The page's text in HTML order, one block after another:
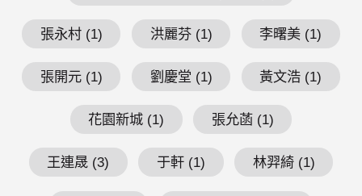
張永村 (1) 洪麗芬 (1) 李曙美 (1)
張開元 (1) 劉慶堂 (1) 黃文浩 (1)
花園新城 (1) 張允菡 (1)
王連晟 (3) 于軒 (1) 林羿綺 (1)